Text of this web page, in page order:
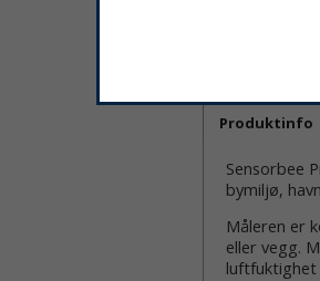
Produktinfo
Sensorbee
bymiljø,
Måleren er
eller vegg.